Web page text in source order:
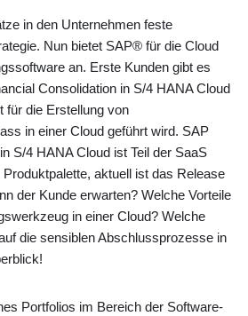
in den Unternehmen feste
Nun bietet SAP® für die Cloud
an. Erste Kunden gibt es
Consolidation in S/4 HANA Cloud
für die Erstellung von
in einer Cloud geführt wird. SAP
S/4 HANA Cloud ist Teil der SaaS
aktuell ist das Release
der Kunde erwarten? Welche Vorteile
in einer Cloud? Welche
die sensiblen Abschlussprozesse in
Portfolios im Bereich der Software-